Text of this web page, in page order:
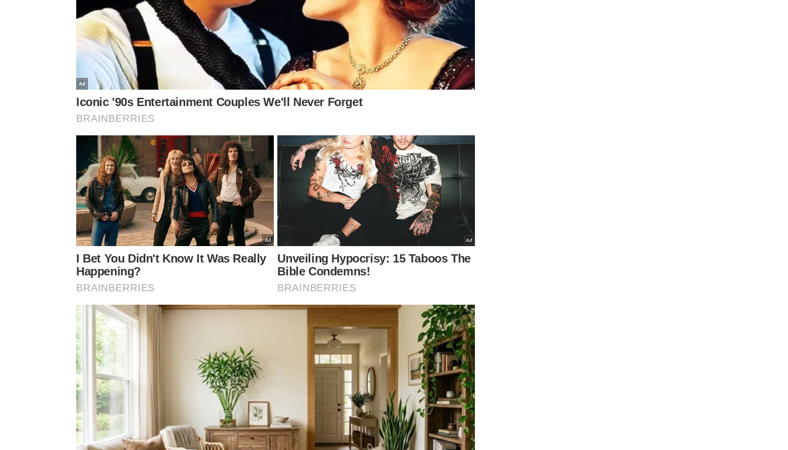
Pare de criar novas dívidas
Uma das medidas mais importantes é interromper o crescimento da bola de neve.
Se possível, evite parcelamentos desnecessários, compras no crédito e o uso de limites emergenciais,
como cheque especial e crédito rotativo do cartão. Essas modalidades costumam ter juros elevados e
podem dificultar ainda mais a recuperação financeira.
O foco dos primeiros 30 dias deve ser estabilizar a situação, não aumentar os compromissos futuros.